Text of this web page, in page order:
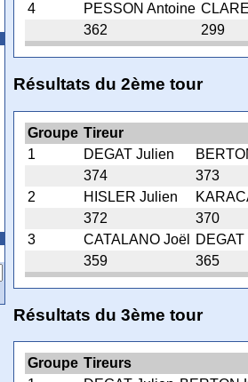
4
PESSON Antoine
362
299
Résultats du 2ème tour
Groupe Tireur
1
DEGAT Julien
374
373
2
HISLER Julien
372
370
3
CATALANO Joël
359
365
Résultats du 3ème tour
Groupe Tireurs